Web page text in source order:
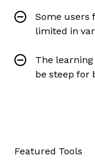
Some users
limited in
The
be steep for
Featured Tools